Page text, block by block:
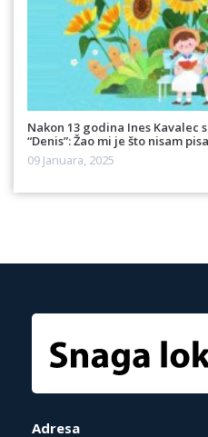
Nakon 13 godina Ines Kavalec
“Denis”: Žao mi je što nisam
09 Januara, 2025
Adresa